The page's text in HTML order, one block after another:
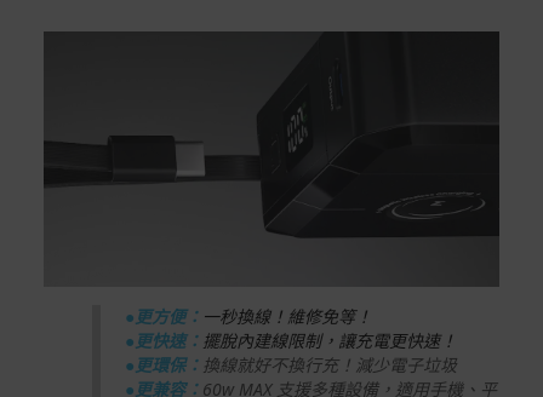
●更方便： 一秒換線！維修免等！
●更快速： 擺脫內建線限制，讓充電更快速！
●更環保： 換線就好不換行充！減少電子垃圾
●更兼容： 60w MAX 支援多種設備，適用手機、平